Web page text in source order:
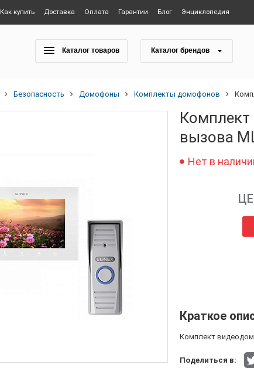
Как купить Доставка Оплата Гарантии Блог Энциклопедия
Каталог товаров Каталог брендов
Безопасность Домофоны Комплекты домофонов
вызова
Нет в
Краткое
Комплект
Поделиться в: